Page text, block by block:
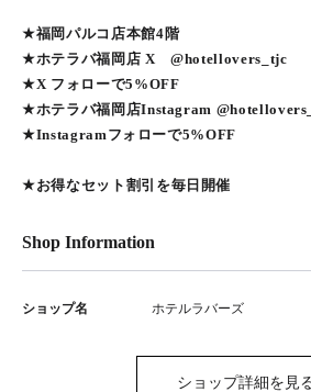
★福岡パルコ店本館4階
★ホテラバ福岡店 X @hotellovers_tjc
★X フォローで5%OFF
★ホテラバ福岡店Instagram
★Instagramフォローで5%OFF
★お得なセット割引を毎日開催
Shop Information
ショップ名 ホテルラバーズ
ショップ詳細を見